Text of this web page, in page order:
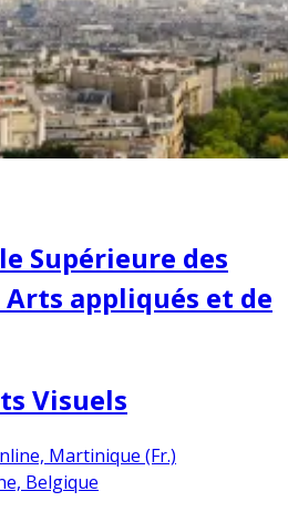
Supérieure des
appliqués et de
Visuels
Martinique (Fr.)
Belgique